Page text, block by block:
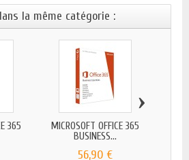
la même catégorie :
365
MICROSOFT OFFICE 365
BUSINESS...
56,90 €
›